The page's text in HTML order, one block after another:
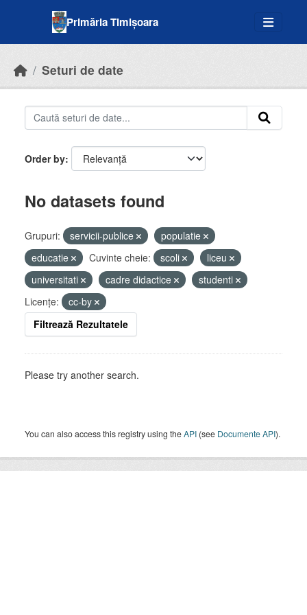
Primăria Timișoara
Seturi de date
Order by
No datasets found
Grupuri: servicii-publice
populatie
educatie
Cuvinte cheie: scoli
liceu
universitati
cadre didactice
studenti
Licenţe:
cc-by
Filtrează Rezultatele
Please try another search.
You can also access this registry using theAPI (see Documente API).